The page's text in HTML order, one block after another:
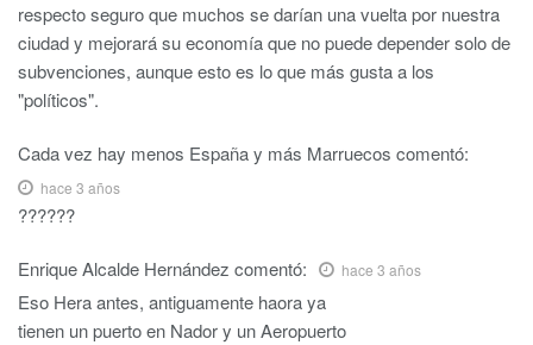
respecto seguro que muchos se darían una vuelta por nuestra
ciudad y mejorará su economía que no puede depender solo de
subvenciones, aunque esto es lo que más gusta a los
"políticos".
Cada vez hay menos España y más Marruecos comentó:
hace 3 años
??????
Enrique Alcalde Hernández comentó: hace 3 años
Eso Hera antes, antiguamente haora ya
tienen un puerto en Nador y un Aeropuerto